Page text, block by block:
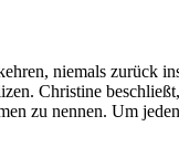
niemals zurück
Christine
zu nennen. Um